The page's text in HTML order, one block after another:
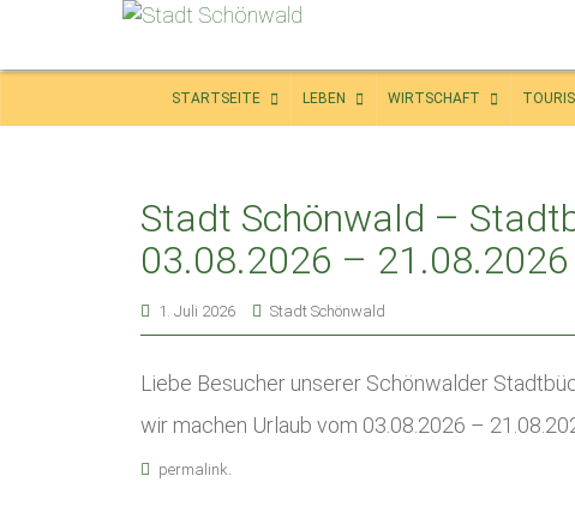
STARTSEITE LEBEN WIRTSCHAFT
Stadt Schönwald –
03.08.2026 – 21.08.2026
1. Juli 2026 Stadt Schönwald
Liebe Besucher unserer Schönwalder
wir machen Urlaub vom 03.08.2026 –
permalink